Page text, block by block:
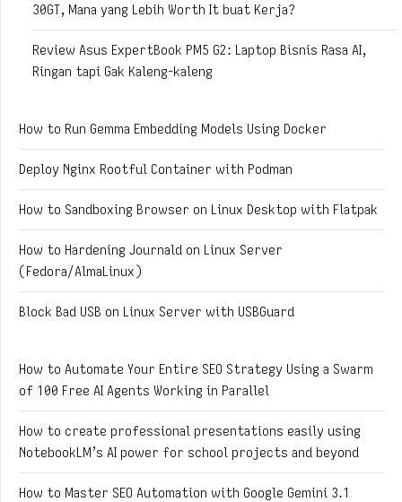
30GT, Mana yang Lebih Worth It buat Kerja?
Review Asus ExpertBook PM5 G2: Laptop Bisnis Rasa AI,
Ringan tapi Gak Kaleng-kaleng
How to Run Gemma Embedding Models Using Docker
Deploy Nginx Rootful Container with Podman
How to Sandboxing Browser on Linux Desktop with Flatpak
How to Hardening Journald on Linux Server
(Fedora/AlmaLinux)
Block Bad USB on Linux Server with USBGuard
How to Automate Your Entire SEO Strategy Using a Swarm
of 100 Free AI Agents Working in Parallel
How to create professional presentations easily using
NotebookLM’s AI power for school projects and beyond
How to Master SEO Automation with Google Gemini 3.1